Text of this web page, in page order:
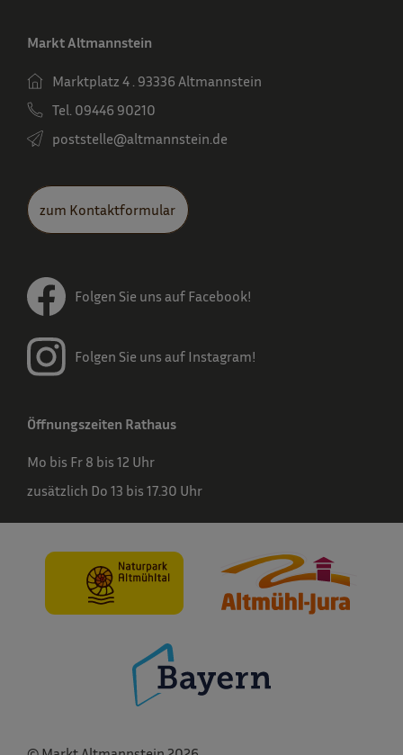
Markt Altmannstein
Marktplatz 4 . 93336 Altmannstein
Tel. 09446 90210
poststelle­@altmannstein.de
zum Kontaktformular
Folgen Sie uns auf Facebook!
Folgen Sie uns auf Instagram!
Öffnungszeiten Rathaus
Mo bis Fr 8 bis 12 Uhr
zusätzlich Do 13 bis 17.30 Uhr